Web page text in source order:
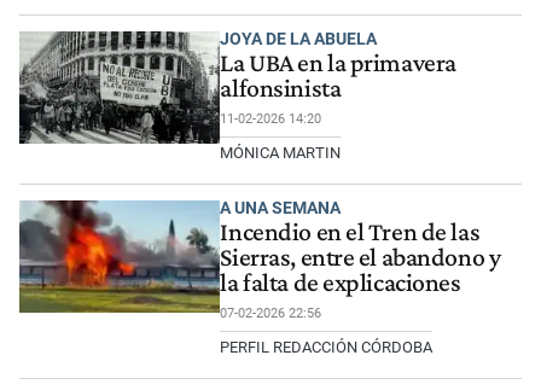
JOYA DE LA ABUELA
La UBA en la primavera
alfonsinista
11-02-2026 14:20
MÓNICA MARTIN
A UNA SEMANA
Incendio en el Tren de las
Sierras, entre el abandono y
la falta de explicaciones
07-02-2026 22:56
PERFIL REDACCIÓN CÓRDOBA